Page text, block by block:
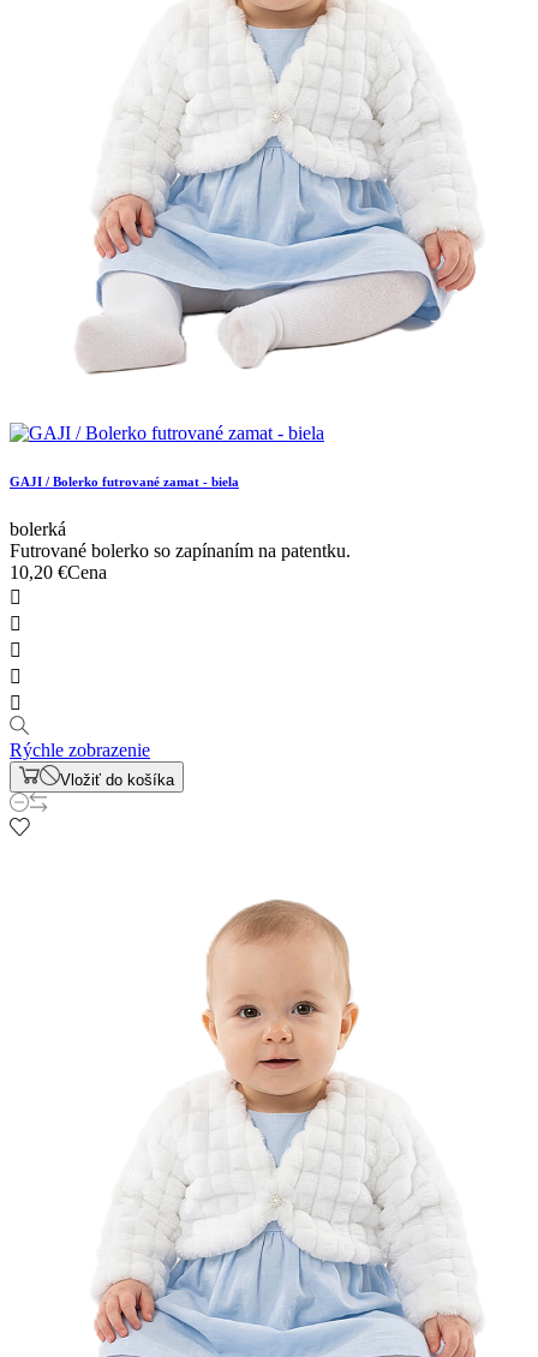
GAJI / Bolerko futrované zamat - biela
bolerká
Futrované bolerko so zapínaním na patentku.
10,20 €Cena





Rýchle zobrazenie
Vložiť do košíka